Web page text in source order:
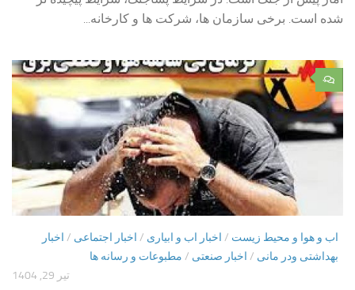
شده است. برخی سازمان ها، شرکت ها و کارخانه...
۰
اب و هوا و محیط زیست / اخبار اب و ابیاری / اخبار اجتماعی / اخبار
بهداشتی ودر مانی / اخبار صنعتی / مطبوعات و رسانه ها
تیر 29, 1404